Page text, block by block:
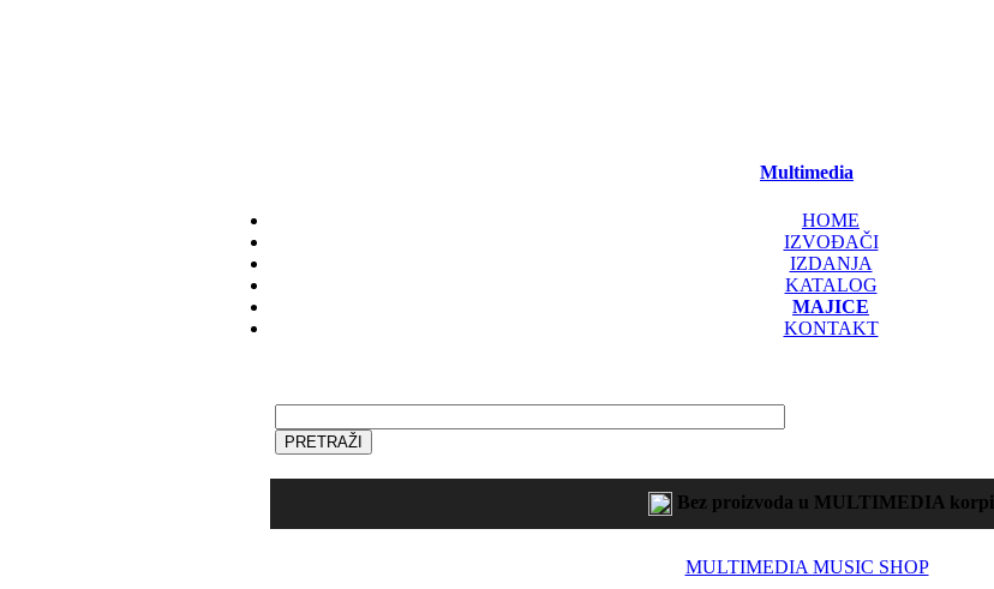
Multimedia
HOME
IZVOĐAČI
IZDANJA
KATALOG
MAJICE
KONTAKT
Bez proizvoda u MULTIMEDIA korpi
MULTIMEDIA MUSIC SHOP